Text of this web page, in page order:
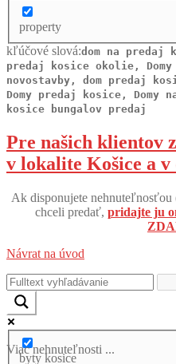
property
kľúčové slová:dom na predaj
predaj kosice okolie,
novostavby, dom predaj
Domy predaj kosice, Domy
kosice bungalov predaj
Pre našich klientov
v lokalite Košice a
Ak disponujete
chceli predať, pridajte ju
Návrat na úvod
Viac nehnuteľnosti ...
byty kosice